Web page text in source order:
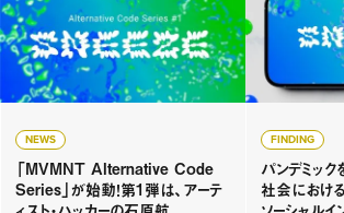
NEWS
「MVMNT Alternative Code
Series」が始動！第1弾は、アーテ
FINDING
パンデミック
社会におけ